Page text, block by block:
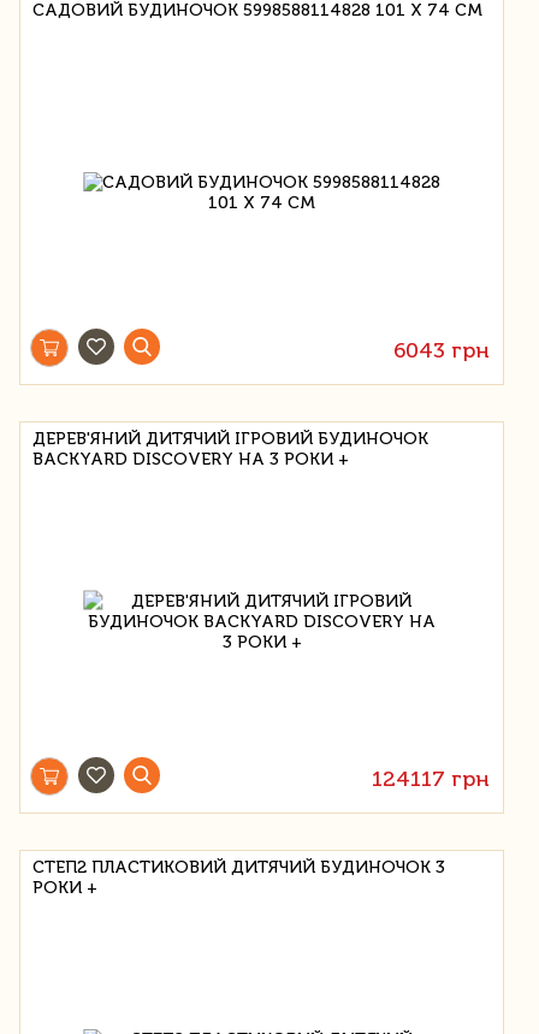
САДОВИЙ БУДИНОЧОК 5998588114828 101 Х 74 СМ
6043 грн
ДЕРЕВ'ЯНИЙ ДИТЯЧИЙ ІГРОВИЙ БУДИНОЧОК
BACKYARD DISCOVERY НА 3 РОКИ +
124117 грн
СТЕП2 ПЛАСТИКОВИЙ ДИТЯЧИЙ БУДИНОЧОК 3
РОКИ +